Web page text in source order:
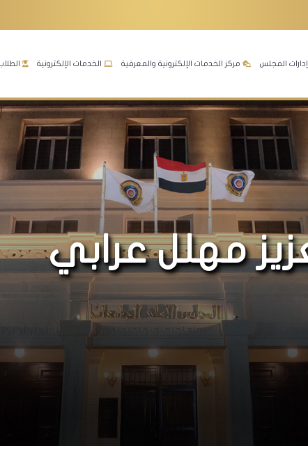
إدارات المجلس مركز الخدمات الإلكترونية والمعرفية الخدمات الإلكترونية
مهلل عرابي